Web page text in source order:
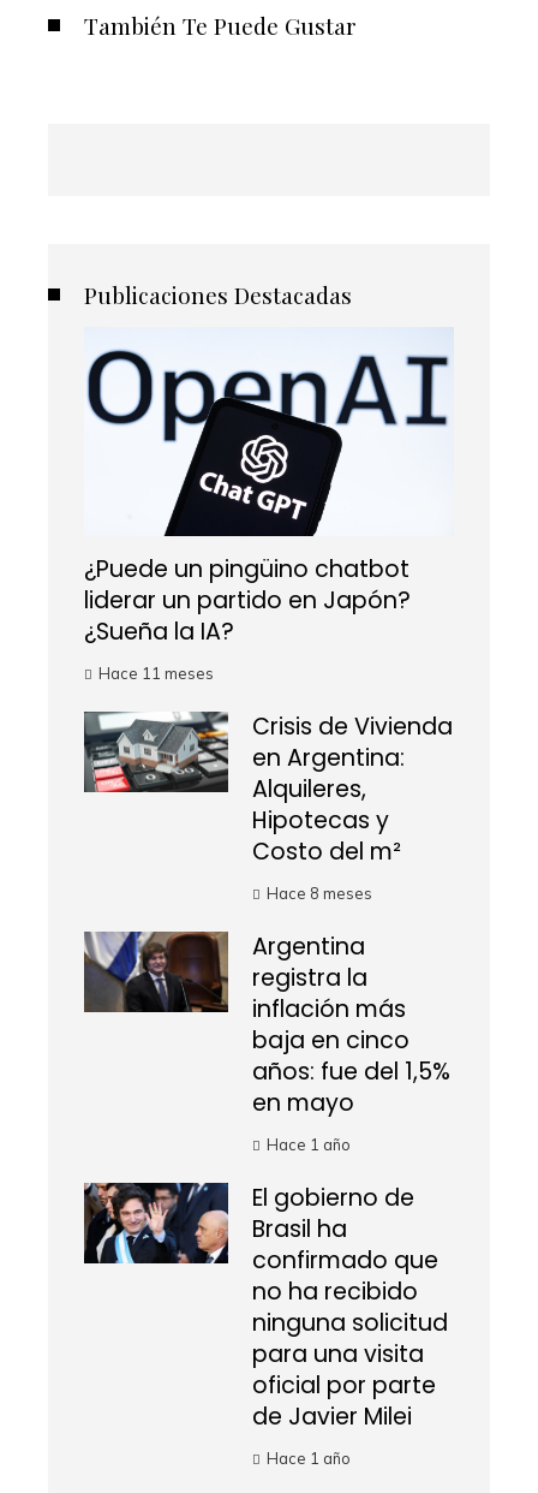
También Te Puede Gustar
Publicaciones Destacadas
¿Puede un pingüino chatbot
liderar un partido en Japón?
¿Sueña la IA?
Hace 11 meses
Crisis de Vivienda
en Argentina:
Alquileres,
Hipotecas y
Costo del m²
Hace 8 meses
Argentina
registra la
inflación más
baja en cinco
años: fue del 1,5%
en mayo
Hace 1 año
El gobierno de
Brasil ha
confirmado que
no ha recibido
ninguna solicitud
para una visita
oficial por parte
de Javier Milei
Hace 1 año